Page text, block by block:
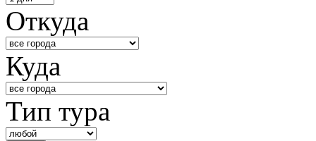
Откуда
Куда
Тип тура